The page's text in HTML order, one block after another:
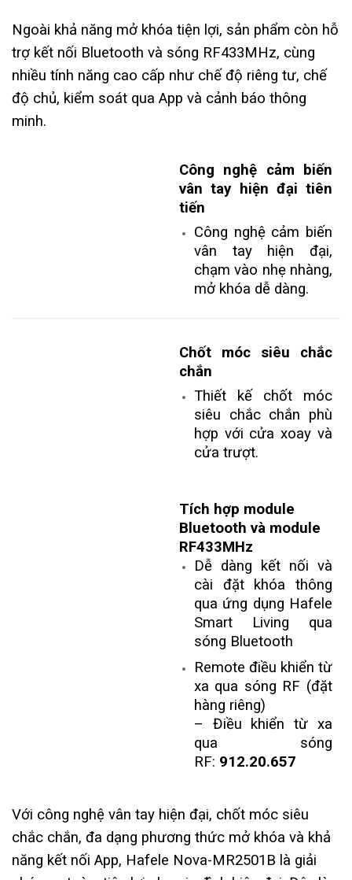
Ngoài khả năng mở khóa tiện lợi, sản phẩm còn hỗ
trợ kết nối Bluetooth và sóng RF433MHz, cùng
nhiều tính năng cao cấp như chế độ riêng tư, chế
độ chủ, kiểm soát qua App và cảnh báo thông
minh.
Công nghệ cảm biến
vân tay hiện đại tiên
tiến
Công nghệ cảm biến
vân tay hiện đại,
chạm vào nhẹ nhàng,
mở khóa dễ dàng.
Chốt móc siêu chắc
chắn
Thiết kế chốt móc
siêu chắc chắn phù
hợp với cửa xoay và
cửa trượt.
Tích hợp module
Bluetooth và module
RF433MHz
Dễ dàng kết nối và
cài đặt khóa thông
qua ứng dụng Hafele
Smart Living qua
sóng Bluetooth
Remote điều khiển từ
xa qua sóng RF (đặt
hàng riêng)
– Điều khiển từ xa
qua sóng
RF: 912.20.657
Với công nghệ vân tay hiện đại, chốt móc siêu
chắc chắn, đa dạng phương thức mở khóa và khả
năng kết nối App, Hafele Nova-MR2501B là giải